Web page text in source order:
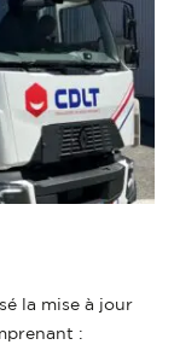
la mise à jour
: